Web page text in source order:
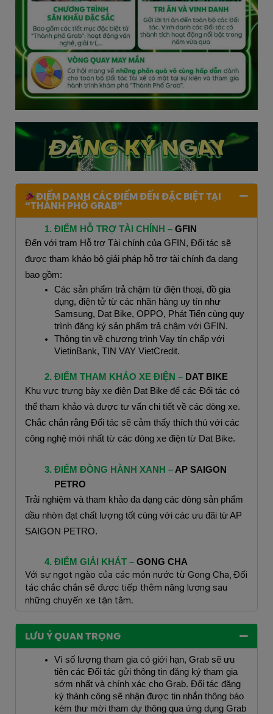
ĐIỂM DANH CÁC ĐIỂM ĐẾN ĐẶC BIỆT TẠI
“THÀNH PHỐ GRAB”
ĐIỂM HỖ TRỢ TÀI CHÍNH – GFIN
Đến với trạm Hỗ trợ Tài chính của GFIN, Đối tác sẽ
được tham khảo bộ giải pháp hỗ trợ tài chính đa dạng
bao gồm:
Các sản phẩm trả chậm từ điện thoại, đồ gia
dụng, điện tử từ các nhãn hàng uy tín như
Samsung, Dat Bike, OPPO, Phát Tiến cùng quy
trình đăng ký sản phẩm trả chậm với GFIN.
Thông tin về chương trình Vay tín chấp với
VietinBank, TIN VAY VietCredit.
ĐIỂM THAM KHẢO XE ĐIỆN – DAT BIKE
Khu vực trưng bày xe điện Dat Bike để các Đối tác có
thể tham khảo và được tư vấn chi tiết về các dòng xe.
Chắc chắn rằng Đối tác sẽ cảm thấy thích thú với các
công nghệ mới nhất từ các dòng xe điện từ Dat Bike.
ĐIỂM ĐỒNG HÀNH XANH – AP SAIGON
PETRO
Trải nghiệm và tham khảo đa dạng các dòng sản phẩm
dầu nhờn đạt chất lượng tốt cùng với các ưu đãi từ AP
SAIGON PETRO.
ĐIỂM GIẢI KHÁT – GONG CHA
Với sự ngọt ngào của các món nước từ Gong Cha, Đối
tác chắc chắn sẽ được tiếp thêm năng lượng sau
những chuyến xe tận tâm.
LƯU Ý QUAN TRỌNG
Vì số lượng tham gia có giới hạn, Grab sẽ ưu
tiên các Đối tác gửi thông tin đăng ký tham gia
sớm nhất và chính xác cho Grab. Đối tác đăng
ký thành công sẽ nhận được tin nhắn thông báo
kèm thư mời tham dự thông qua ứng dụng Grab